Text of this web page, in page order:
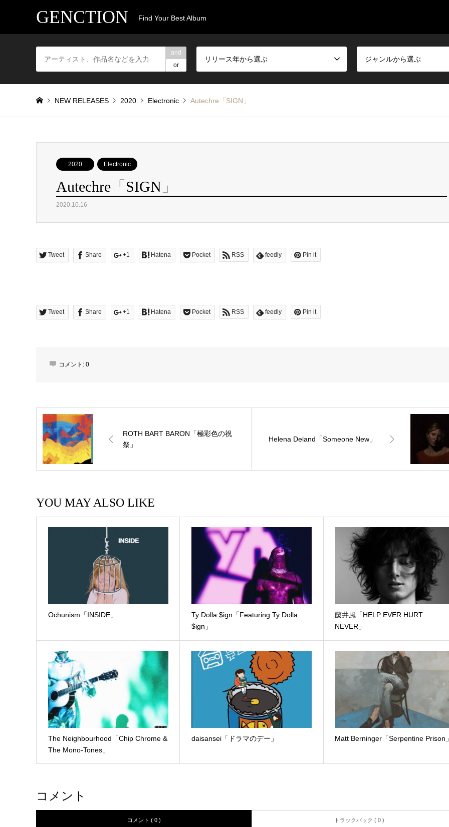
GENCTION Find Your Best Album
and
or
リリース年から選ぶ ジャンルから選ぶ
NEW RELEASES 2020 Electronic Autechre「SIGN」
2020 Electronic
Autechre「SIGN」
2020.10.16
Tweet Share +1 Hatena Pocket RSS feedly Pin it
Tweet Share +1 Hatena Pocket RSS feedly Pin it
コメント: 0
ROTH BART BARON「極彩色の祝
祭」
Helena Deland「Someone New」
YOU MAY ALSO LIKE
Ochunism「INSIDE」
Ty Dolla $ign「Featuring Ty Dolla
$ign」
藤井風「HELP EVER HURT
NEVER」
The Neighbourhood「Chip Chrome &
The Mono-Tones」
daisansei「ドラマのデー」 Matt Berninger「Serpentine Prison
コメント
コメント ( 0 ) トラックバック ( 0 )